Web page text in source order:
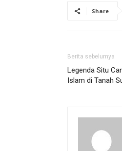
Share
Berita sebelumya
Legenda Situ
Islam di Tanah